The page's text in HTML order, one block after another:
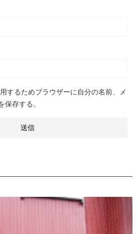
するためブラウザーに自分の名前、メ
保存する。